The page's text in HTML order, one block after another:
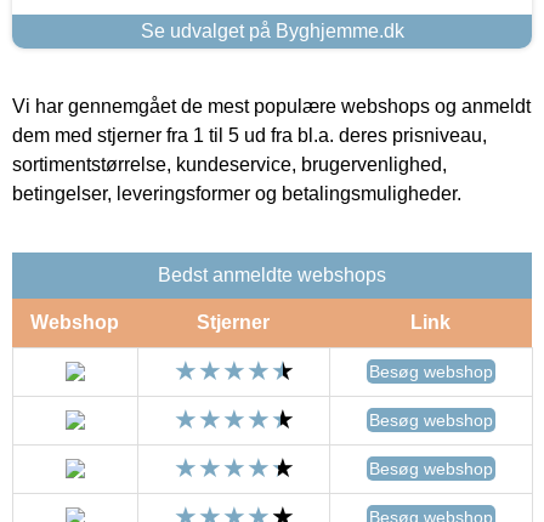
Se udvalget på Byghjemme.dk
Vi har gennemgået de mest populære webshops og anmeldt
dem med stjerner fra 1 til 5 ud fra bl.a. deres prisniveau,
sortimentstørrelse, kundeservice, brugervenlighed,
betingelser, leveringsformer og betalingsmuligheder.
Bedst anmeldte webshops
Webshop Stjerner Link
Besøg webshop
Besøg webshop
Besøg webshop
Besøg webshop